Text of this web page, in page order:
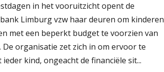
in het vooruitzicht opent de
Limburg vzw haar deuren om kinderen
met een beperkt budget te voorzien van
De organisatie zet zich in om ervoor te
kind, ongeacht de financiële sit...